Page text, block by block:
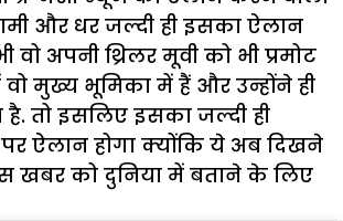
और धर जल्दी ही इसका ऐलान
अपनी थ्रिलर मूवी को भी प्रमोट
मुख्य भूमिका में हैं और उन्होंने ही
है. तो इसलिए इसका जल्दी ही
ऐलान होगा क्योंकि ये अब दिखने
खबर को दुनिया में बताने के लिए